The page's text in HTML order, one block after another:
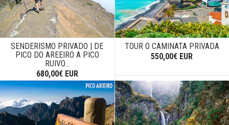
SENDERISMO PRIVADO | DE
PICO DO AREEIRO A PICO
RUIVO...
680,00€ EUR
TOUR O CAMINATA PRIVADA
550,00€ EUR